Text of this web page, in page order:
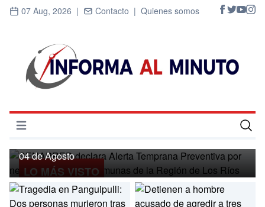
07 Aug, 2026 | Contacto | Quienes somos
Abrir menú
Inicio
Cultura
Deportes
LO MÁS VISTO
Regional
SENAPRED declara Alerta Temprana
Preventiva por nevadas para ocho
04 de Agosto